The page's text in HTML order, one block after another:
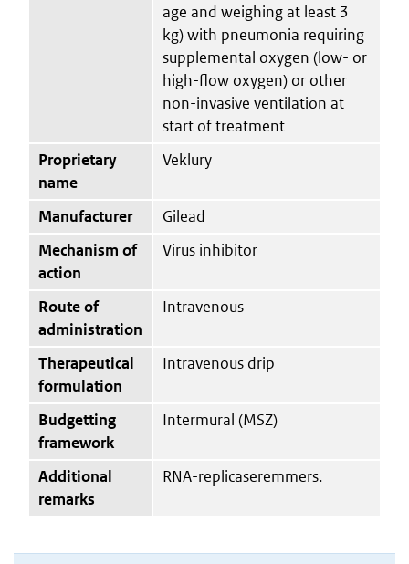
age and weighing at least 3
kg) with pneumonia requiring
supplemental oxygen (low- or
high-flow oxygen) or other
non-invasive ventilation at
start of treatment
Proprietary
name
Veklury
Manufacturer
Gilead
Mechanism of
action
Virus inhibitor
Route of
administration
Intravenous
Therapeutical
formulation
Intravenous drip
Budgetting
framework
Intermural (MSZ)
Additional
remarks
RNA-replicaseremmers.